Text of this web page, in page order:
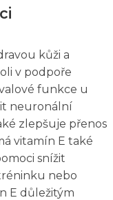
kůži a
v podpoře
funkce u
neuronální
zlepšuje přenos
vitamín E také
snížit
nebo
E důležitým